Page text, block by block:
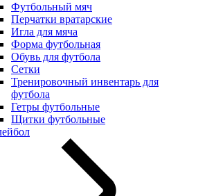
Футбольный мяч
Перчатки вратарские
Игла для мяча
Форма футбольная
Обувь для футбола
Сетки
Тренировочный инвентарь для
футбола
Гетры футбольные
Щитки футбольные